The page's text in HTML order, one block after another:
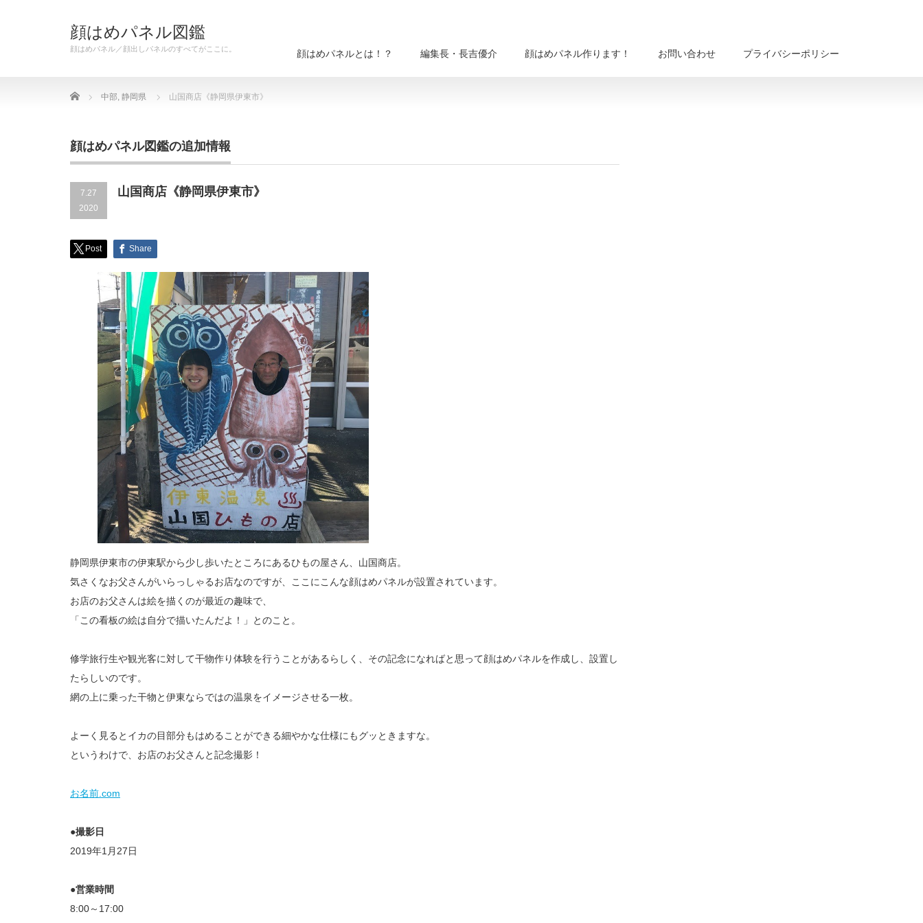
顔はめパネル図鑑
顔はめパネル／顔出しパネルのすべてがここに。 顔はめパネルとは！？ 編集長・長吉優介 顔はめパネル作ります！ お問い合わせ プライバシーポリシー
Home 中部, 静岡県 山国商店《静岡県伊東市》
顔はめパネル図鑑の追加情報
7.27
2020
山国商店《静岡県伊東市》
Post Share
静岡県伊東市の伊東駅から少し歩いたところにあるひもの屋さん、山国商店。
気さくなお父さんがいらっしゃるお店なのですが、ここにこんな顔はめパネルが設置されています。
お店のお父さんは絵を描くのが最近の趣味で、
「この看板の絵は自分で描いたんだよ！」とのこと。
修学旅行生や観光客に対して干物作り体験を行うことがあるらしく、その記念になればと思って顔はめパネルを作成し、設置し
たらしいのです。
網の上に乗った干物と伊東ならではの温泉をイメージさせる一枚。
よーく見るとイカの目部分もはめることができる細やかな仕様にもグッときますな。
というわけで、お店のお父さんと記念撮影！
お名前.com
●撮影日
2019年1月27日
●営業時間
8:00～17:00